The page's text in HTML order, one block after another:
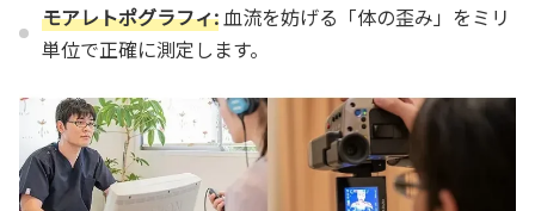
モアレトポグラフィ: 血流を妨げる「体の歪み」をミリ
単位で正確に測定します。